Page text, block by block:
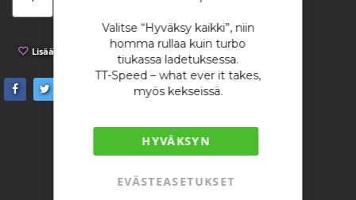
Valitse “Hyväksy kaikki”, niin
homma rullaa kuin turbo
tiukassa ladetuksessa.
TT-Speed – what ever it takes,
myös kekseissä.
HYVÄKSYN
EVÄSTEASETUKSET
Lisää toivelistaan Lisää vertailuun